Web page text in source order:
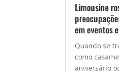
Limousine
em eventos
Quando se
como
aniversário